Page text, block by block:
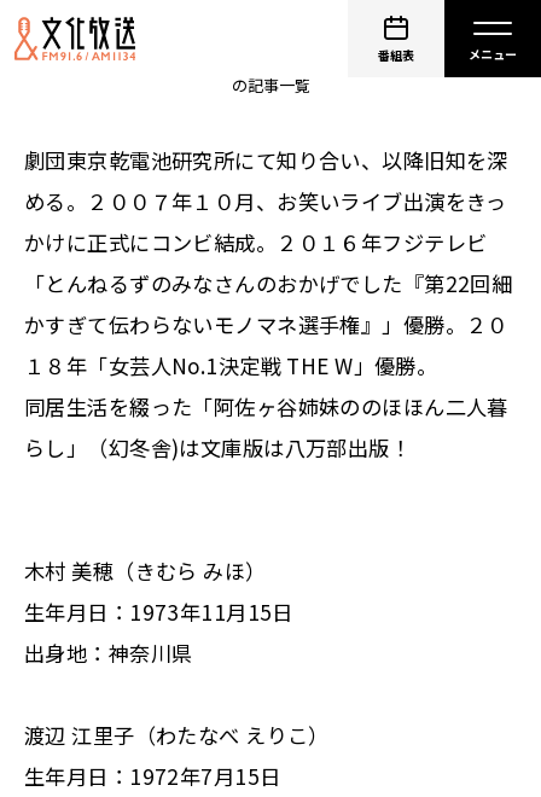
番組表
の記事一覧
劇団東京乾電池研究所にて知り合い、以降旧知を深
める。２００７年１０月、お笑いライブ出演をきっ
かけに正式にコンビ結成。２０１６年フジテレビ
「とんねるずのみなさんのおかげでした『第22回細
かすぎて伝わらないモノマネ選手権』」優勝。２０
１８年「女芸人No.1決定戦 THE W」優勝。
同居生活を綴った「阿佐ヶ谷姉妹ののほほん二人暮
らし」（幻冬舎)は文庫版は八万部出版！
木村 美穂（きむら みほ）
生年月日：1973年11月15日
出身地：神奈川県
渡辺 江里子（わたなべ えりこ）
生年月日：1972年7月15日